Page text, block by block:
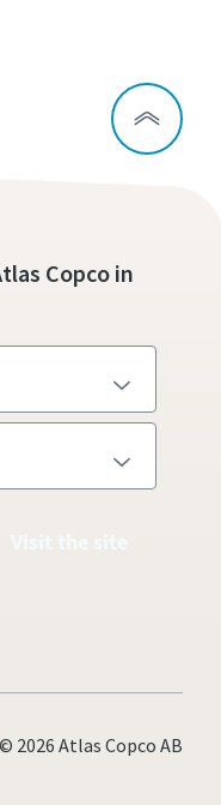
Copco in
© 2026 Atlas Copco AB